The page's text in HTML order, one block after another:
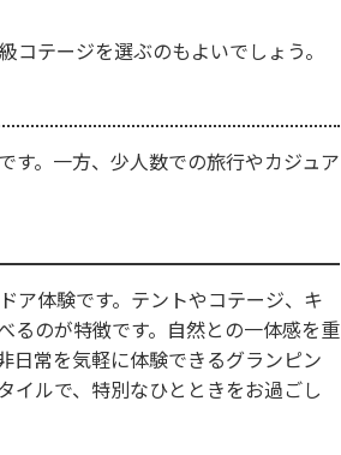
テージを選ぶのもよいでしょう。
す。一方、少人数での旅行やカジュア
ア体験です。テントやコテージ、キ
るのが特徴です。自然との一体感を重
日常を気軽に体験できるグランピン
イルで、特別なひとときをお過ごし